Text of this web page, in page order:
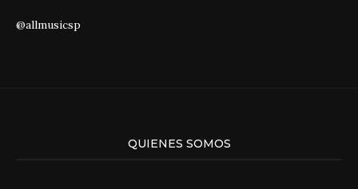
@allmusicsp
QUIENES SOMOS